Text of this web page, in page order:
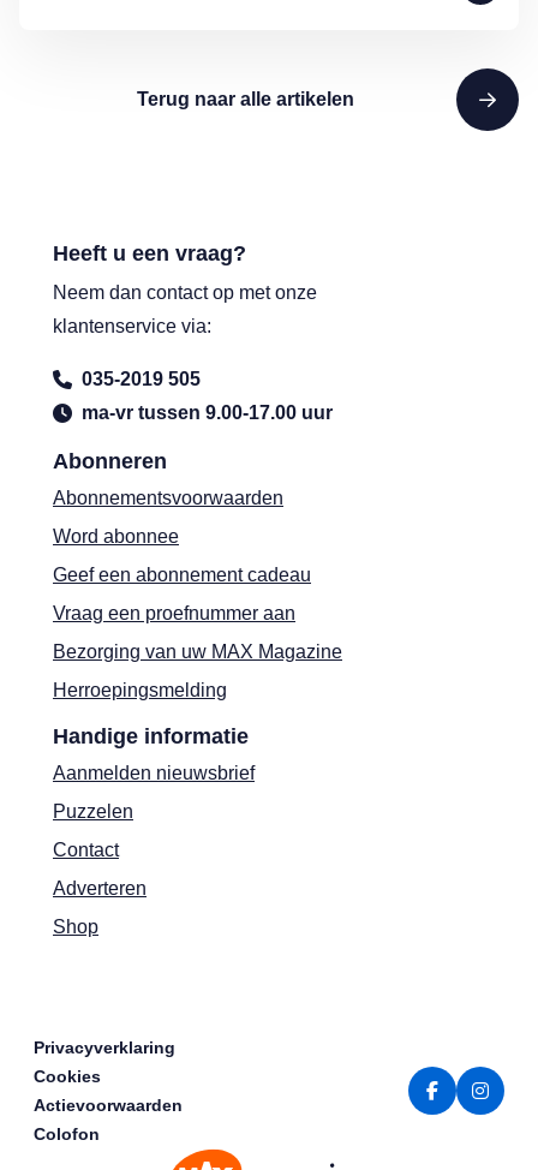
Terug naar alle artikelen
Abonneren
Abonnementsvoorwaarden
Word abonnee
Geef een abonnement cadeau
Vraag een proefnummer aan
Bezorging van uw MAX Magazine
Herroepingsmelding
Handige informatie
Aanmelden nieuwsbrief
Puzzelen
Contact
Adverteren
Shop
Heeft u een vraag?
Neem dan contact op met onze
klantenservice via:
035-2019 505
ma-vr tussen 9.00-17.00 uur
Privacyverklaring
Cookies
Actievoorwaarden
Colofon